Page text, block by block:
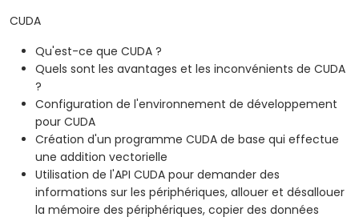
CUDA
Qu'est-ce que CUDA ?
Quels sont les avantages et les inconvénients de CUDA
?
Configuration de l'environnement de développement
pour CUDA
Création d'un programme CUDA de base qui effectue
une addition vectorielle
Utilisation de l'API CUDA pour demander des
informations sur les périphériques, allouer et désallouer
la mémoire des périphériques, copier des données